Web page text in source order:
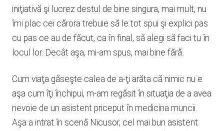
iniţiativă şi lucrez destul de bine singura, mai mult, nu
îmi plac cei cărora trebuie să le tot spui şi explici pas
cu pas ce au de făcut, ca în final, să alegi să faci tu în
locul lor. Decât aşa, mi-am spus, mai bine fără.
Cum viaţa găseşte calea de a-ţi arăta că nimic nu e
aşa cum îţi închipui, m-am regăsit în situaţia de a avea
nevoie de un asistent priceput în medicina muncii.
Aşa a intrat în scenă Nicusor, cel mai bun asistent